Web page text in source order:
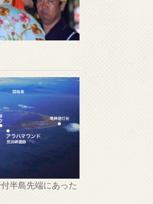
半島先端にあった